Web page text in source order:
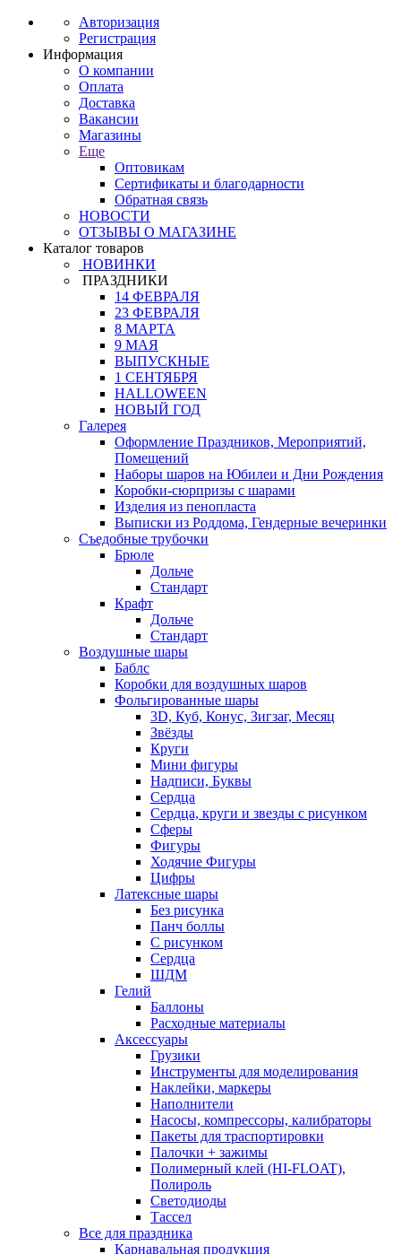
Авторизация
Регистрация
Информация
О компании
Оплата
Доставка
Вакансии
Магазины
Еще
Оптовикам
Сертификаты и благодарности
Обратная связь
НОВОСТИ
ОТЗЫВЫ О МАГАЗИНЕ
Каталог товаров
НОВИНКИ
ПРАЗДНИКИ
14 ФЕВРАЛЯ
23 ФЕВРАЛЯ
8 МАРТА
9 МАЯ
ВЫПУСКНЫЕ
1 СЕНТЯБРЯ
HALLOWEEN
НОВЫЙ ГОД
Галерея
Оформление Праздников, Мероприятий,
Помещений
Наборы шаров на Юбилеи и Дни Рождения
Коробки-сюрпризы с шарами
Изделия из пенопласта
Выписки из Роддома, Гендерные вечеринки
Съедобные трубочки
Брюле
Дольче
Стандарт
Крафт
Дольче
Стандарт
Воздушные шары
Баблс
Коробки для воздушных шаров
Фольгированные шары
3D, Куб, Конус, Зигзаг, Месяц
Звёзды
Круги
Мини фигуры
Надписи, Буквы
Сердца
Сердца, круги и звезды с рисунком
Сферы
Фигуры
Ходячие Фигуры
Цифры
Латексные шары
Без рисунка
Панч боллы
С рисунком
Сердца
ШДМ
Гелий
Баллоны
Расходные материалы
Аксессуары
Грузики
Инструменты для моделирования
Наклейки, маркеры
Наполнители
Насосы, компрессоры, калибраторы
Пакеты для траспортировки
Палочки + зажимы
Полимерный клей (HI-FLOAT),
Полироль
Светодиоды
Тассел
Все для праздника
Карнавальная продукция